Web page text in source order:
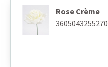
Rose Crème
3605043255270